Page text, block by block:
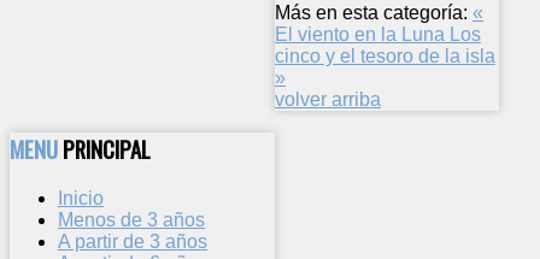
Más en esta categoría: «
El viento en la Luna Los
cinco y el tesoro de la isla
»
volver arriba
MENUPRINCIPAL
Inicio
Menos de 3 años
A partir de 3 años